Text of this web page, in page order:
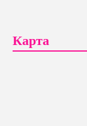
Карта